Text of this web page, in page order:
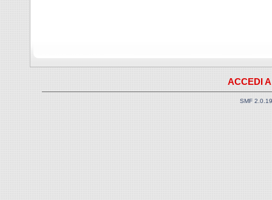
ACCEDI
SMF 2.0.19